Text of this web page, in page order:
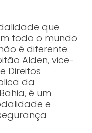
que
todo o mundo
é diferente.
Alden, vice-
Direitos
da
é um
e